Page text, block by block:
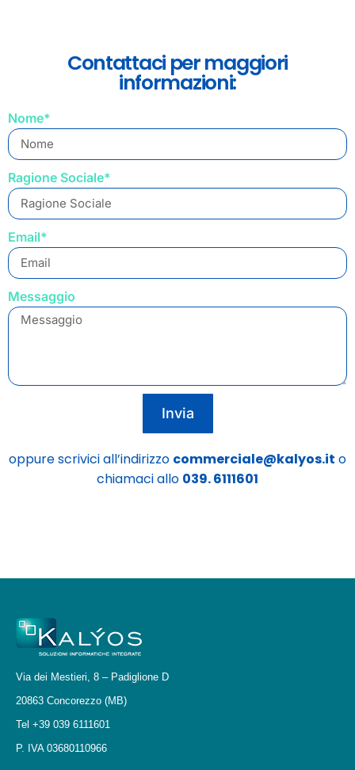
Contattaci per maggiori
informazioni:
Nome*
Ragione Sociale*
Email*
Messaggio
Invia
oppure scrivici all’indirizzo commerciale@kalyos.it o
chiamaci allo 039. 6111601
Via dei Mestieri, 8 – Padiglione D
20863 Concorezzo (MB)
Tel +39 039 6111601
P. IVA 03680110966